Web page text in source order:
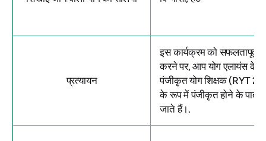
प्रत्यायन
इस कार्यक्रम को सफलतापूर्वक
करने पर, आप योग एलायंस के
पंजीकृत योग शिक्षक (RYT
के रूप में पंजीकृत होने के पात्र
जाते हैं।.